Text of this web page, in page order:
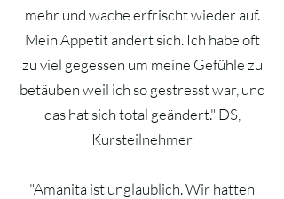
mehr und wache erfrischt wieder auf.
Mein Appetit ändert sich. Ich habe oft
zu viel gegessen um meine Gefühle zu
betäuben weil ich so gestresst war, und
das hat sich total geändert." DS,
Kursteilnehmer
"Amanita ist unglaublich. Wir hatten